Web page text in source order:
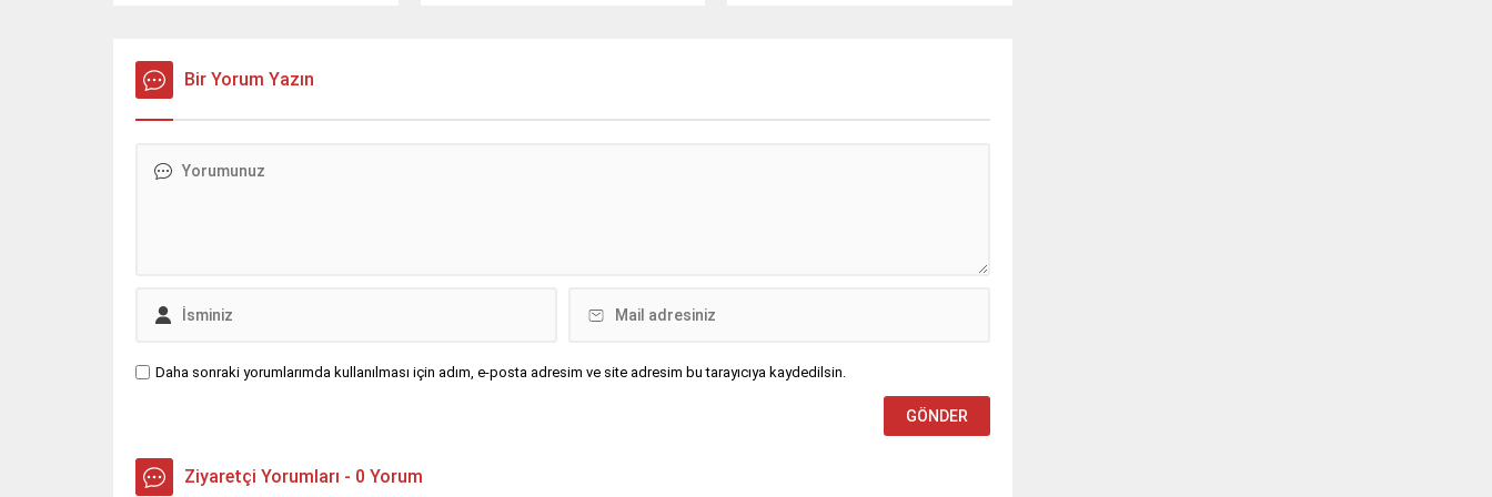
Bir Yorum Yazın
Daha sonraki yorumlarımda kullanılması için adım, e-posta adresim ve site adresim bu tarayıcıya kaydedilsin.
Ziyaretçi Yorumları - 0 Yorum